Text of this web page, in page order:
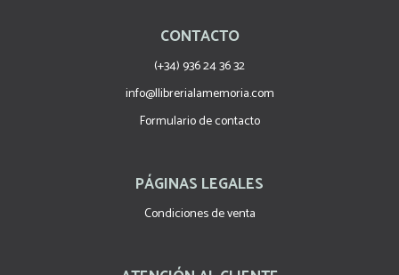
CONTACTO
(+34) 936 24 36 32
info@llibrerialamemoria.com
Formulario de contacto
PÁGINAS LEGALES
Condiciones de venta